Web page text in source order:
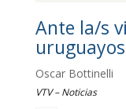
Ante la/s
Oscar Bottinelli
VTV – Noticias